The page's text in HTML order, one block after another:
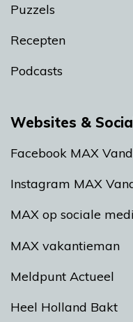
Puzzels
Recepten
Podcasts
Websites &
Facebook MAX
Instagram MAX
MAX op sociale
MAX vakantieman
Meldpunt Actueel
Heel Holland Bakt